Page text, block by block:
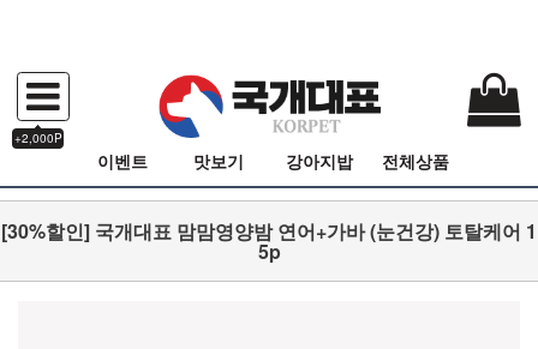
+2,000P
이벤트 맛보기 강아지밥 전체상품
[30%할인] 국개대표 맘맘영양밤 연어+가바 (눈건강) 토탈케어 1
5p